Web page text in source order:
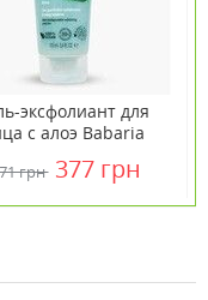
эксфолиант для
с алоэ Babaria
грн 377 грн